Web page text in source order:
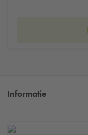
Informatie